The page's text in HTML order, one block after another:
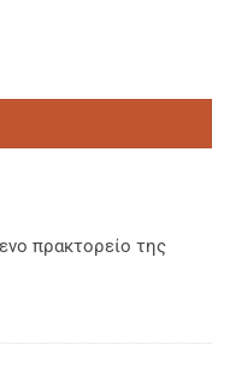
πρακτορείο της